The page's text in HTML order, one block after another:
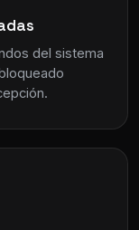
del sistema